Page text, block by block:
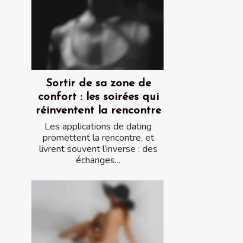
Sortir de sa zone de
confort : les soirées qui
réinventent la rencontre
Les applications de dating
promettent la rencontre, et
livrent souvent l’inverse : des
échanges...